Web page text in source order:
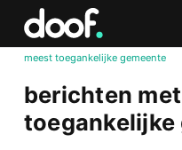
meest toegankelijke gemeente
berichten
toegankelijke
Doof.nl